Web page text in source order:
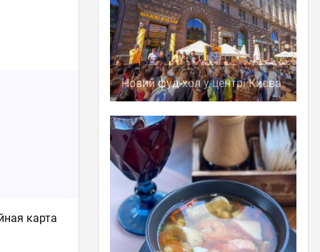
карта
Новий фуд-хол у центрі Києва